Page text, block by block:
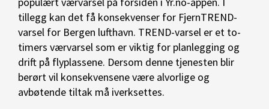
tillegg kan det få konsekvenser for FjernTREND-
varsel for Bergen lufthavn. TREND-varsel er et to-
timers værvarsel som er viktig for planlegging og
drift på flyplassene. Dersom denne tjenesten blir
berørt vil konsekvensene være alvorlige og
avbøtende tiltak må iverksettes.